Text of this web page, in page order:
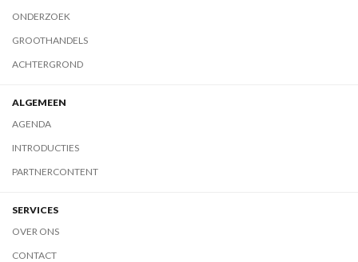
ONDERZOEK
GROOTHANDELS
ACHTERGROND
ALGEMEEN
AGENDA
INTRODUCTIES
PARTNERCONTENT
SERVICES
OVER ONS
CONTACT